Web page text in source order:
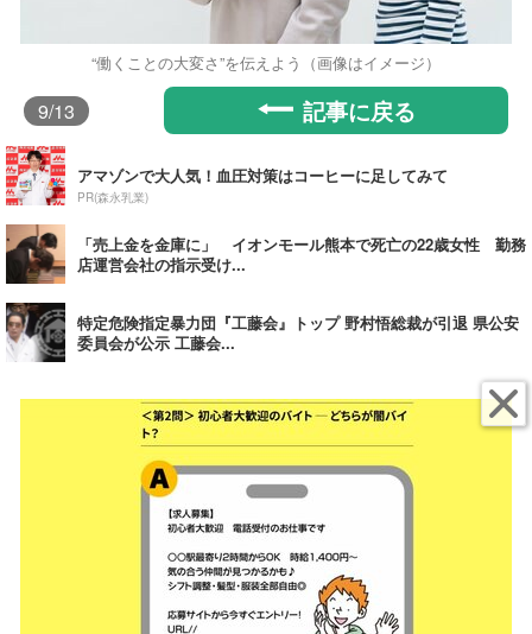
“働くことの大変さ”を伝えよう（画像はイメージ）
9/13 記事に戻る
アマゾンで大人気！血圧対策はコーヒーに足してみて
PR(森永乳業)
「売上金を金庫に」 イオンモール熊本で死亡の22歳女性 勤務
店運営会社の指示受け...
特定危険指定暴力団『工藤会』トップ 野村悟総裁が引退 県公安
委員会が公示 工藤会...